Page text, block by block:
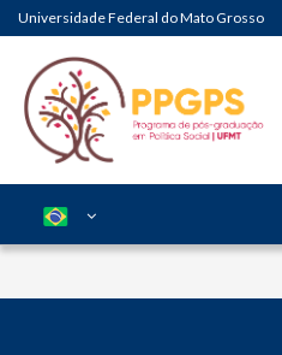
Universidade Federal do Mato Grosso